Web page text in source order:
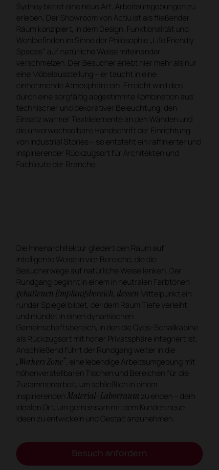
Sydney bietet eine neue Art, Arbeitsumgebungen zu
erleben. Der Showroom von Actiu ist als fließender
Raum konzipiert, in dem Design, Funktionalität und
Wohlbefinden im Sinne der Philosophie „Life Friendly
Spaces“ auf natürliche Weise miteinander
verschmelzen. Der Besucher erlebt hier mehr als nur
eine Möbelausstellung – er taucht in eine
einnehmende Atmosphäre ein. Erreicht wird dies
durch eine sorgfältig abgestimmte Kombination aus
technischer und dekorativer Beleuchtung, den
Einsatz warmer Textilelemente an den Wänden und
die unverwechselbare Handschrift der Einrichtung
von Industrial Stories – so entsteht ein raffinierter und
inspirierender Rückzugsort für Architekten und
Fachleute der Branche.
Die Innenarchitektur gliedert den Raum auf
intelligente Weise in vier Bereiche, die die
Besucherwege auf natürliche Weise lenken. Der
Rundgang beginnt in einem in neutralen Farbtönen
gehaltenen Empfangsbereich, dessen Mittelpunkt ein
runder Spiegel bildet, der dem Raum Tiefe verleiht,
und mündet in einen dynamischen
Gemeinschaftsbereich, in den die Qyos-Schallkabine
als Rückzugsort mit hoher Privatsphäre integriert ist.
Anschließend führt der Rundgang weiter in die
„Workers Zone“, eine lebendige Arbeitsumgebung mit
höhenverstellbaren Tischen und Bereichen für die
Zusammenarbeit, um schließlich in einem
inspirierendenMaterial-Laborraum zu enden – dem
idealen Ort, um gemeinsam mit dem Kunden neue
Ideen zu entwickeln und Gestalt anzunehmen.
Besuch anfordern